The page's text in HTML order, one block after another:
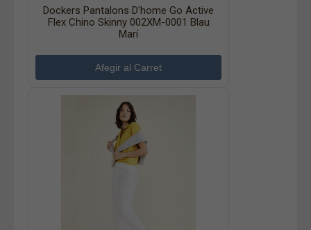
Dockers Pantalons D'home Go Active
Flex Chino Skinny 002XM-0001 Blau
Marí